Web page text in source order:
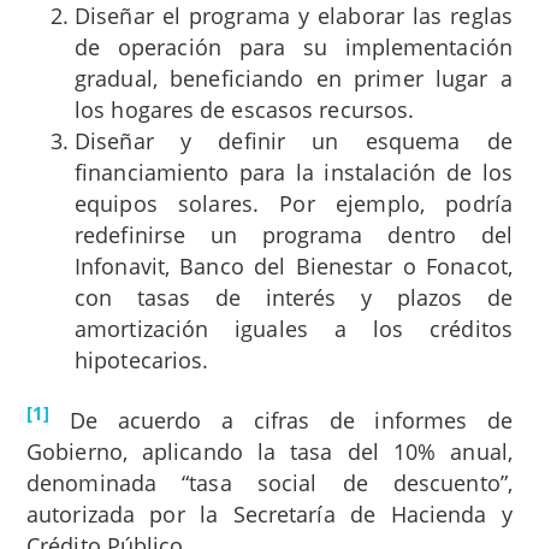
Diseñar el programa y elaborar las reglas
de operación para su implementación
gradual, beneficiando en primer lugar a
los hogares de escasos recursos.
Diseñar y definir un esquema de
financiamiento para la instalación de los
equipos solares. Por ejemplo, podría
redefinirse un programa dentro del
Infonavit, Banco del Bienestar o Fonacot,
con tasas de interés y plazos de
amortización iguales a los créditos
hipotecarios.
[1]
De acuerdo a cifras de informes de
Gobierno, aplicando la tasa del 10% anual,
denominada “tasa social de descuento”,
autorizada por la Secretaría de Hacienda y